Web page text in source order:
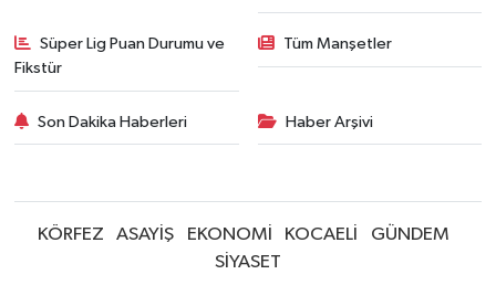
Süper Lig Puan Durumu ve
Fikstür
Tüm Manşetler
Son Dakika Haberleri Haber Arşivi
KÖRFEZ ASAYİŞ EKONOMİ KOCAELİ
GÜNDEM
SİYASET